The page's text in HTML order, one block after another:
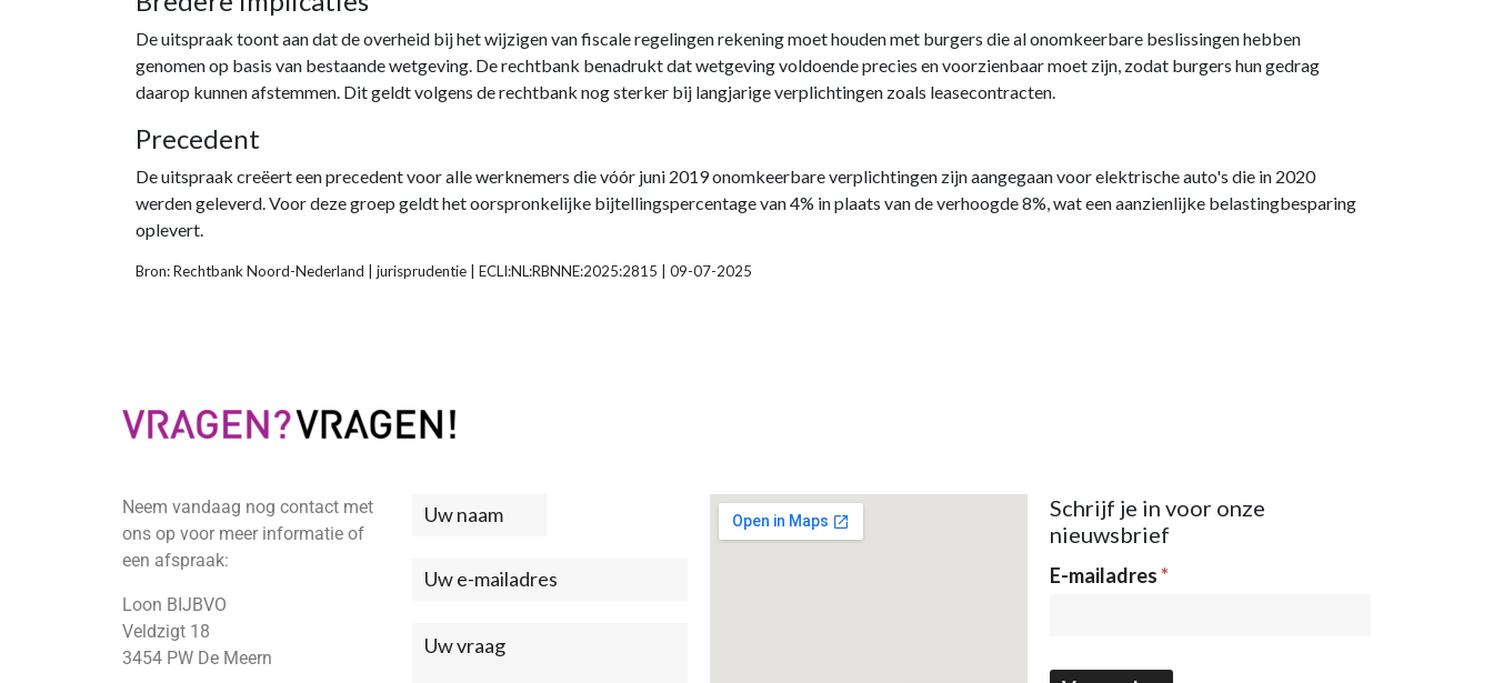
De uitspraak toont aan dat de overheid bij het wijzigen van fiscale regelingen rekening moet houden met burgers die al onomkeerbare beslissingen hebben
genomen op basis van bestaande wetgeving. De rechtbank benadrukt dat wetgeving voldoende precies en voorzienbaar moet zijn, zodat burgers hun gedrag
daarop kunnen afstemmen. Dit geldt volgens de rechtbank nog sterker bij langjarige verplichtingen zoals leasecontracten.
Precedent
De uitspraak creëert een precedent voor alle werknemers die vóór juni 2019 onomkeerbare verplichtingen zijn aangegaan voor elektrische auto's die in 2020
werden geleverd. Voor deze groep geldt het oorspronkelijke bijtellingspercentage van 4% in plaats van de verhoogde 8%, wat een aanzienlijke belastingbesparing
oplevert.
Bron: Rechtbank Noord-Nederland | jurisprudentie | ECLI:NL:RBNNE:2025:2815 | 09-07-2025
Neem vandaag nog contact met
ons op voor meer informatie of
een afspraak:
Loon BIJBVO
Veldzigt 18
3454 PW De Meern
Neem
met
ons
Schrijf je in voor onze
nieuwsbrief
Nieuwsbrief
E-mailadres*